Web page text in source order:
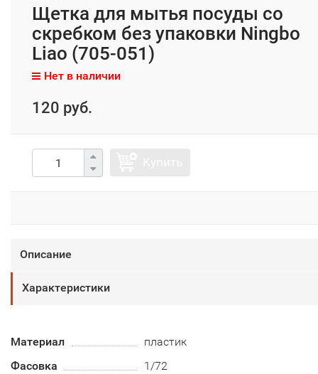
Щетка для мытья посуды со
скребком без упаковки Ningbo
Liao (705-051)
Нет в наличии
120 руб.
Описание
Характеристики
Материал
пластик
Фасовка
1/72